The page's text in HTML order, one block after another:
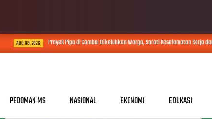
Proyek Pipa di Cambai Dikeluhkan Warga, Soroti Keselamatan Kerja dan Debu
PEDOMAN MS NASIONAL EKONOMI EDUKASI